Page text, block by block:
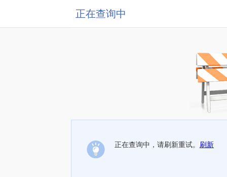
正在查询中
正在查询中，请刷新重试。 刷新